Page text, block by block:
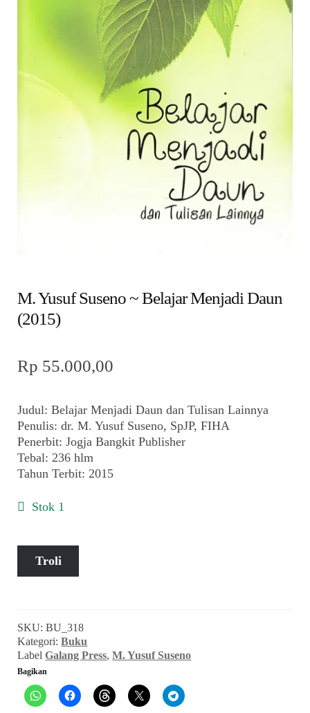
Rekening
Reseller
M. Yusuf Suseno ~ Belajar Menjadi Daun
(2015)
Rp 55.000,00
Judul: Belajar Menjadi Daun dan Tulisan Lainnya
Penulis: dr. M. Yusuf Suseno, SpJP, FIHA
Penerbit: Jogja Bangkit Publisher
Tebal: 236 hlm
Tahun Terbit: 2015
Stok 1
Belajar
Menjadi
Daun
(2015)
Troli
SKU:BU_318
Kategori:Buku
LabelGalang Press,M. Yusuf Suseno
Bagikan